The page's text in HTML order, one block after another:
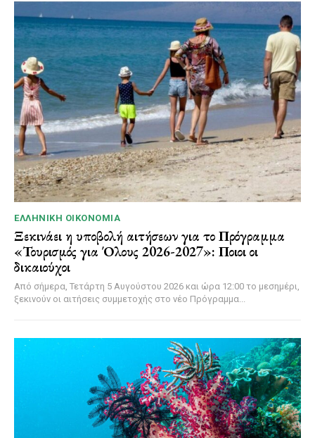
ΕΛΛΗΝΙΚΉ ΟΙΚΟΝΟΜΊΑ
Ξεκινάει η υποβολή αιτήσεων για το Πρόγραμμα
«Τουρισμός για Όλους 2026-2027»: Ποιοι οι
δικαιούχοι
Από σήμερα, Τετάρτη 5 Αυγούστου 2026 και ώρα 12:00 το μεσημέρι,
ξεκινούν οι αιτήσεις συμμετοχής στο νέο Πρόγραμμα...